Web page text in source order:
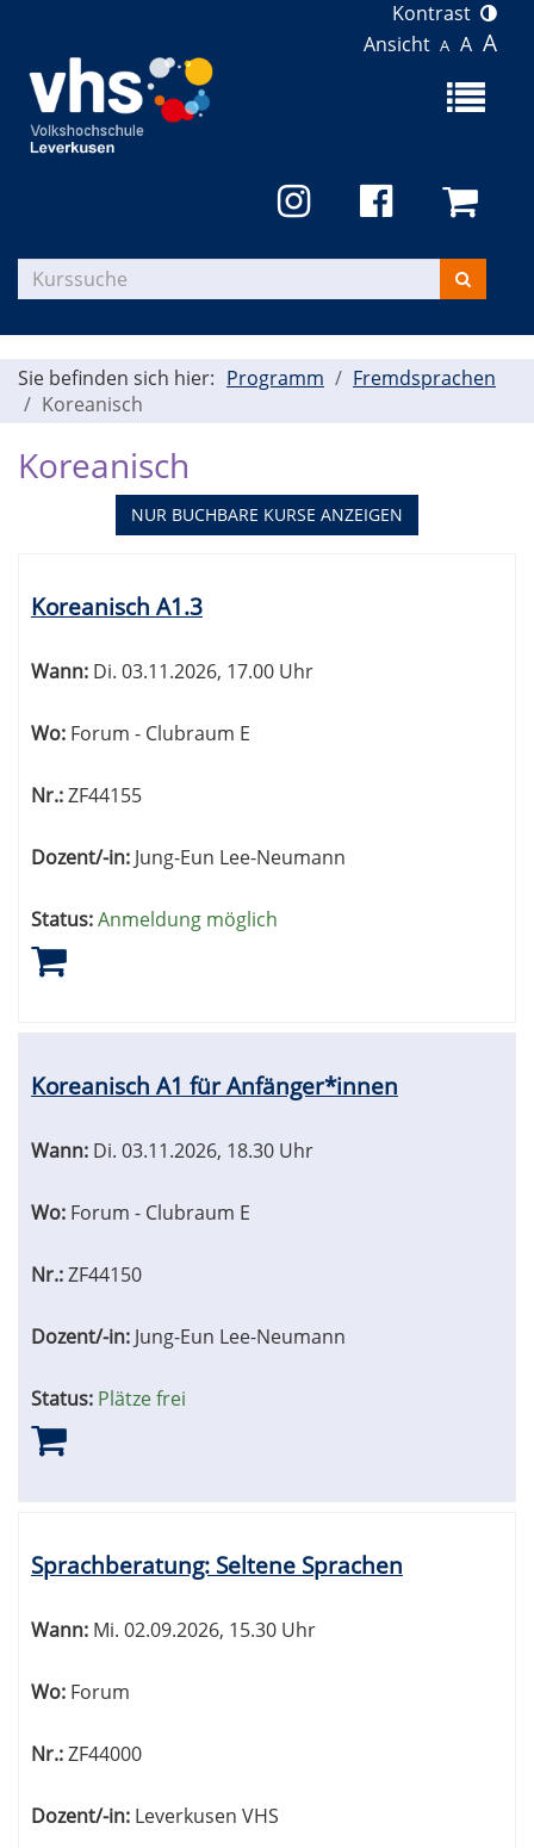
Kontrast
Ansicht A A A
Menü
Kurse
suchen
Sie befinden sich hier: Programm
Fremdsprachen
Koreanisch
Koreanisch
NUR BUCHBARE KURSE ANZEIGEN
Tabellenüberschriften
können
werden.
Koreanisch A1.3
Wann: Di. 03.11.2026, 17.00 Uhr
Wo: Forum - Clubraum E
Nr.:ZF44155
Dozent/-in: Jung-Eun Lee-Neumann
Status:Anmeldung möglich
Koreanisch A1 für Anfänger*innen
Wann: Di. 03.11.2026, 18.30 Uhr
Wo: Forum - Clubraum E
Nr.:ZF44150
Dozent/-in: Jung-Eun Lee-Neumann
Status: Plätze frei
Sprachberatung: Seltene Sprachen
Wann: Mi. 02.09.2026, 15.30 Uhr
Wo: Forum
Nr.:ZF44000
Dozent/-in: Leverkusen VHS